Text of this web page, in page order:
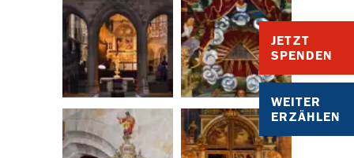
JETZT
SPENDEN
WEITER
ERZÄHLEN